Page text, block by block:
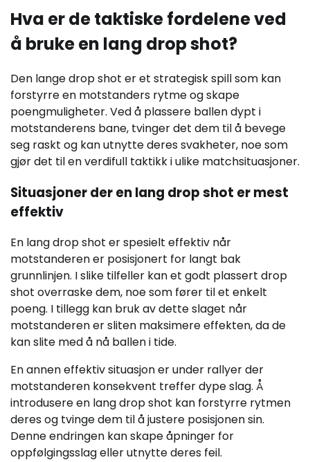
Hva er de taktiske fordelene ved
å bruke en lang drop shot?
Den lange drop shot er et strategisk spill som kan
forstyrre en motstanders rytme og skape
poengmuligheter. Ved å plassere ballen dypt i
motstanderens bane, tvinger det dem til å bevege
seg raskt og kan utnytte deres svakheter, noe som
gjør det til en verdifull taktikk i ulike matchsituasjoner.
Situasjoner der en lang drop shot er mest
effektiv
En lang drop shot er spesielt effektiv når
motstanderen er posisjonert for langt bak
grunnlinjen. I slike tilfeller kan et godt plassert drop
shot overraske dem, noe som fører til et enkelt
poeng. I tillegg kan bruk av dette slaget når
motstanderen er sliten maksimere effekten, da de
kan slite med å nå ballen i tide.
En annen effektiv situasjon er under rallyer der
motstanderen konsekvent treffer dype slag. Å
introdusere en lang drop shot kan forstyrre rytmen
deres og tvinge dem til å justere posisjonen sin.
Denne endringen kan skape åpninger for
oppfølgingsslag eller utnytte deres feil.